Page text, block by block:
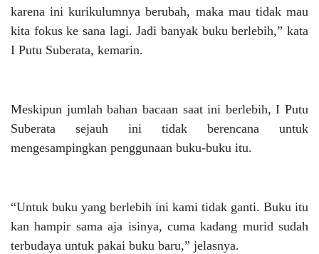
karena ini kurikulumnya berubah, maka mau tidak mau
kita fokus ke sana lagi. Jadi banyak buku berlebih,” kata
I Putu Suberata, kemarin.
Meskipun jumlah bahan bacaan saat ini berlebih, I Putu
Suberata sejauh ini tidak berencana untuk
mengesampingkan penggunaan buku-buku itu.
“Untuk buku yang berlebih ini kami tidak ganti. Buku itu
kan hampir sama aja isinya, cuma kadang murid sudah
terbudaya untuk pakai buku baru,” jelasnya.